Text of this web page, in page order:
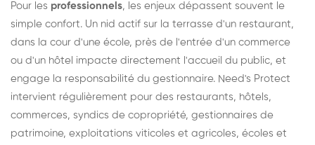
Pour les professionnels, les enjeux dépassent souvent le
simple confort. Un nid actif sur la terrasse d'un restaurant,
dans la cour d'une école, près de l'entrée d'un commerce
ou d'un hôtel impacte directement l'accueil du public, et
engage la responsabilité du gestionnaire. Need's Protect
intervient régulièrement pour des restaurants, hôtels,
commerces, syndics de copropriété, gestionnaires de
patrimoine, exploitations viticoles et agricoles, écoles et